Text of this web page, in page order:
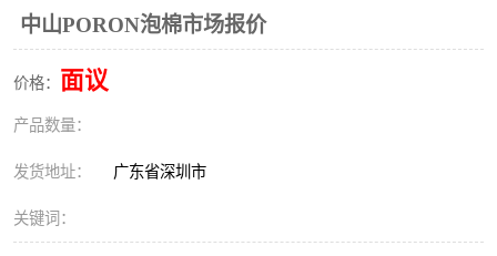
中山PORON泡棉市场报价
价格： 面议
产品数量：
发货地址： 广东省深圳市
关键词：